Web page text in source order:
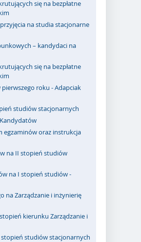
się na bezpłatne
na studia stacjonarne
– kandydaci na
się na bezpłatne
roku - Adapciak
studiów stacjonarnych
egzaminów oraz instrukcja
na II stopień studiów
na I stopień studiów -
na Zarządzanie i inżynierię
kierunku Zarządzanie i
studiów stacjonarnych